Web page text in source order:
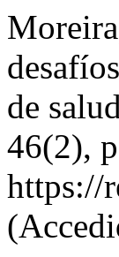
de
46(2),
https://